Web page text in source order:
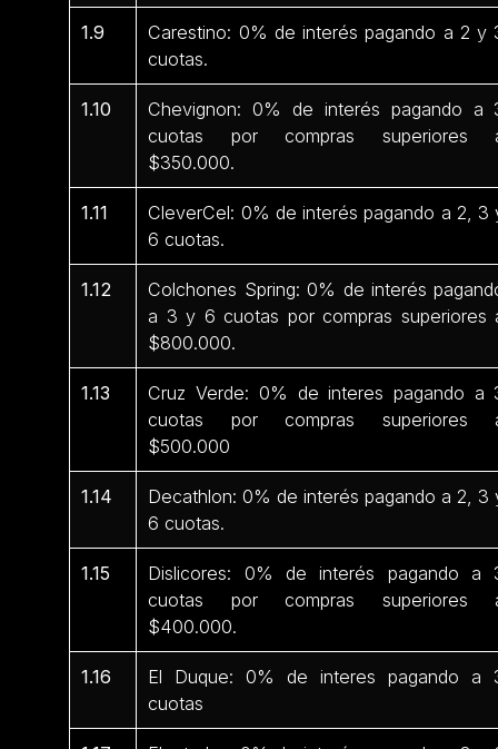
1.9
Carestino: 0% de interés pagando a 2 y
cuotas.
1.10
Chevignon: 0% de interés pagando a
cuotas por compras superiores
$350.000.
1.11
CleverCel: 0% de interés pagando a 2, 3
6 cuotas.
1.12
Colchones Spring: 0% de interés
a 3 y 6 cuotas por compras superiores
$800.000.
1.13
Cruz Verde: 0% de interes pagando a
cuotas por compras superiores
$500.000
1.14
Decathlon: 0% de interés pagando a 2, 3
6 cuotas.
1.15
Dislicores: 0% de interés pagando a
cuotas por compras superiores
$400.000.
1.16
El Duque: 0% de interes pagando a
cuotas